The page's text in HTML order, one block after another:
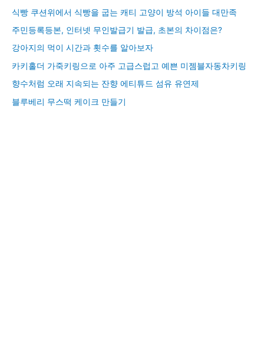
식빵 쿠션위에서 식빵을 굽는 캐티 고양이 방석 아이들 대만족
주민등록등본, 인터넷 무인발급기 발급, 초본의 차이점은?
강아지의 먹이 시간과 횟수를 알아보자
카키홀더 가죽키링으로 아주 고급스럽고 예쁜 미젬블자동차키링
향수처럼 오래 지속되는 잔향 에티튜드 섬유 유연제
블루베리 무스떡 케이크 만들기